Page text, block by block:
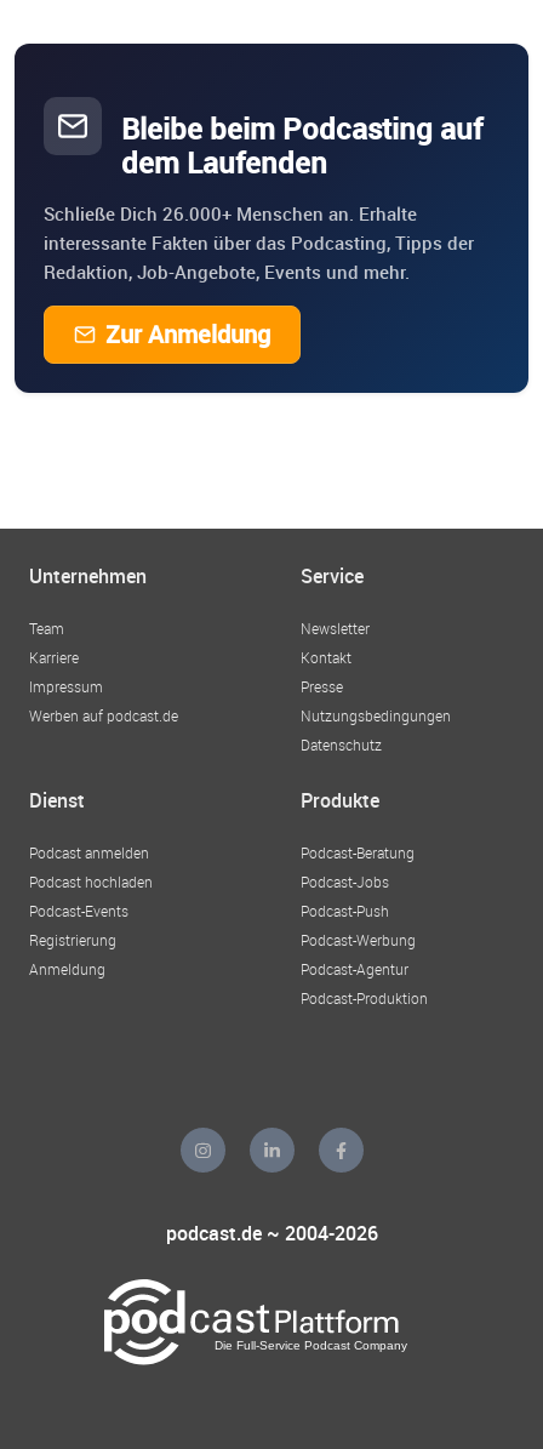
Bleibe beim Podcasting auf
dem Laufenden
Schließe Dich 26.000+ Menschen an. Erhalte
interessante Fakten über das Podcasting, Tipps der
Redaktion, Job-Angebote, Events und mehr.
Zur Anmeldung
Unternehmen
Team
Karriere
Impressum
Werben auf podcast.de
Service
Newsletter
Kontakt
Presse
Nutzungsbedingungen
Datenschutz
Dienst
Podcast anmelden
Podcast hochladen
Podcast-Events
Registrierung
Anmeldung
Produkte
Podcast-Beratung
Podcast-Jobs
Podcast-Push
Podcast-Werbung
Podcast-Agentur
Podcast-Produktion
podcast.de ~ 2004-2026